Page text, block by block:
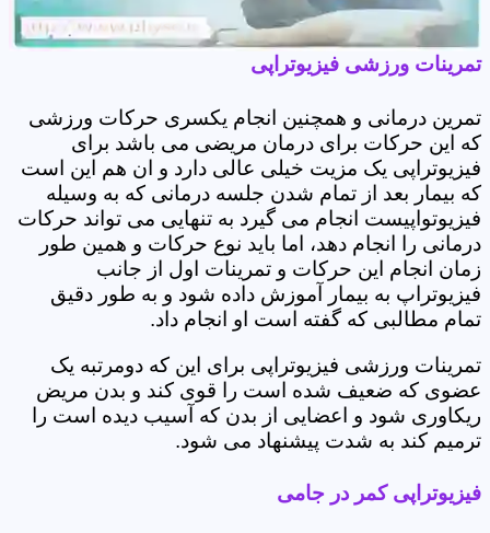
تمرینات ورزشی فیزیوتراپی
تمرین درمانی و همچنین انجام یکسری حرکات ورزشی
که این حرکات برای درمان مریضی می باشد برای
فیزیوتراپی یک مزیت خیلی عالی دارد و ان هم این است
که بیمار بعد از تمام شدن جلسه درمانی که به وسیله
فیزیوتواپیست انجام می گیرد به تنهایی می تواند حرکات
درمانی را انجام دهد، اما باید نوع حرکات و همین طور
زمان انجام این حرکات و تمرینات اول از جانب
فیزیوتراپ به بیمار آموزش داده شود و به طور دقیق
تمام مطالبی که گفته است او انجام داد.
تمرینات ورزشی فیزیوتراپی برای این که دومرتبه یک
عضوی که ضعیف شده است را قوی کند و بدن مریض
ریکاوری شود و اعضایی از بدن که آسیب دیده است را
ترمیم کند به شدت پیشنهاد می شود.
فیزیوتراپی کمر در جامی